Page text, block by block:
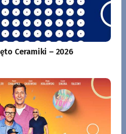
Ceramiki – 2026